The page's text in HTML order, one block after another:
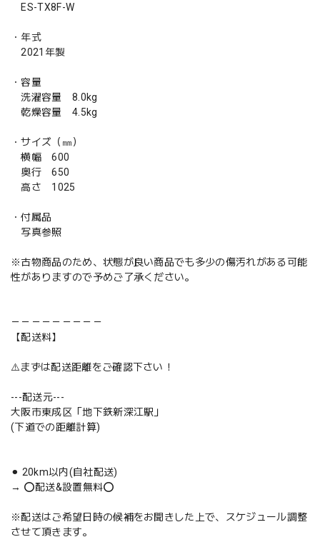
ES-TX8F-W
・年式
2021年製
・容量
洗濯容量 8.0kg
乾燥容量 4.5kg
・サイズ（㎜）
横幅 600
奥行 650
高さ 1025
・付属品
写真参照
※古物商品のため、状態が良い商品でも多少の傷汚れがある可能
性がありますので予めご了承ください。
－－－－－－－－－
【配送料】
⚠️まずは配送距離をご確認下さい！
---配送元---
大阪市東成区「地下鉄新深江駅」
(下道での距離計算)
⚫︎ 20km以内(自社配送)
→ ⭕️配送&設置無料⭕️
※配送はご希望日時の候補をお聞きした上で、スケジュール調整
させて頂きます。